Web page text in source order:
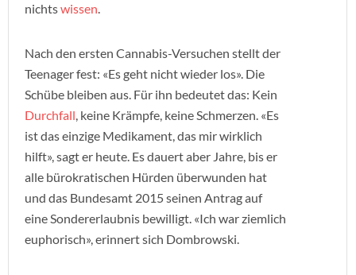
nichtswissen.
Nach den ersten Cannabis-Versuchen stellt der
Teenager fest: «Es geht nicht wieder los». Die
Schübe bleiben aus. Für ihn bedeutet das: Kein
Durchfall, keine Krämpfe, keine Schmerzen. «Es
ist das einzige Medikament, das mir wirklich
hilft», sagt er heute. Es dauert aber Jahre, bis er
alle bürokratischen Hürden überwunden hat
und das Bundesamt 2015 seinen Antrag auf
eine Sondererlaubnis bewilligt. «Ich war ziemlich
euphorisch», erinnert sich Dombrowski.